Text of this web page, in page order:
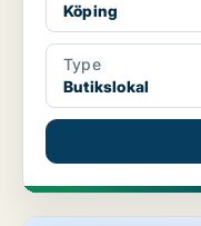
Köping
Type
Butikslokal